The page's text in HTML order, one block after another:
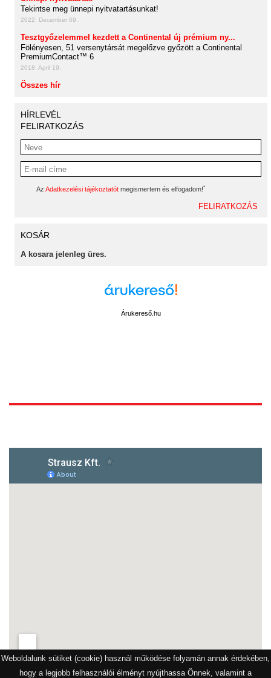
Weboldalunk sütiket (cookie) használ működése folyamán annak érdekében,
hogy a legjobb felhasználói élményt nyújthassa Önnek, valamint a
Tekintse meg ünnepi nyitvatartásunkat!
2022. December 09.
Tesztgyőzelemmel kezdett a Continental új prémium ny...
Fölényesen, 51 versenytársát megelőzve győzött a Continental
PremiumContact™ 6
2018. April 19.
Összes hír
HÍRLEVÉL
FELIRATKOZÁS
Az Adatkezelési tájékoztatót megismertem és elfogadom!*
KOSÁR
A kosara jelenleg üres.
Árukereső.hu